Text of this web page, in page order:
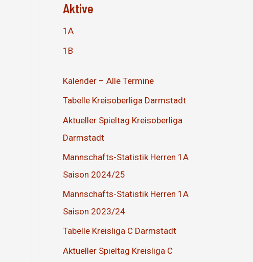
Aktive
1A
1B
Kalender – Alle Termine
Tabelle Kreisoberliga Darmstadt
Aktueller Spieltag Kreisoberliga
Darmstadt
Mannschafts-Statistik Herren 1A
Saison 2024/25
Mannschafts-Statistik Herren 1A
Saison 2023/24
Tabelle Kreisliga C Darmstadt
Aktueller Spieltag Kreisliga C